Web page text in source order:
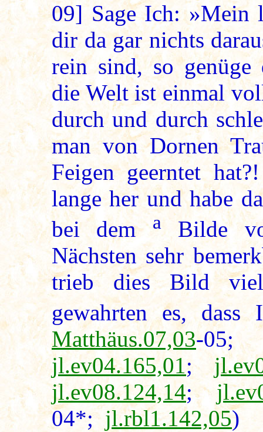
09]Sage Ich: »Mein
dir da gar nichts
rein sind, so
die Welt ist einmal
durch und durch
man von Dornen
Feigen geerntet
lange her und habe
bei demaBilde
Nächsten sehr
trieb dies Bild
gewahrten es,
Matthäus.07,03-
jl.ev04.165,01;
jl.ev08.124,14;
04*; jl.rbl1.142,05)